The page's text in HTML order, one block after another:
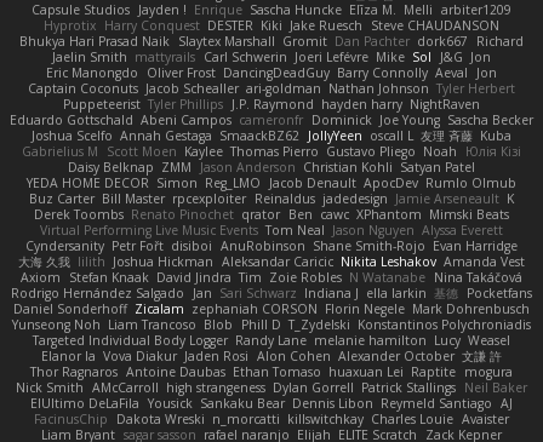
Capsule Studios Jayden ! Enrique Sascha Huncke Elīza M. Melli arbiter1209
Hyprotix Harry Conquest DESTER Kiki Jake Ruesch
Steve CHAUDANSON
Bhukya Hari Prasad Naik Slaytex Marshall Gromit Dan Pachter dork667
Richard
Jaelin Smith mattyrails Carl Schwerin Joeri Lefévre Mike Sol J&G Jon
Eric Manongdo
Oliver Frost DancingDeadGuy Barry Connolly Aeval
Jon
Captain Coconuts Jacob Schealler ari-goldman Nathan Johnson Tyler Herbert
Puppeteerist Tyler Phillips J.P. Raymond hayden harry NightRaven
Eduardo Gottschald Abeni Campos cameronfr Dominick Joe Young Sascha Becker
Joshua Scelfo Annah Gestaga SmaackBZ62 JollyYeen oscall L 友理 斉藤 Kuba
Gabrielius M
Scott Moen Kaylee Thomas Pierro Gustavo Pliego Noah
Юлія Кізі
Daisy Belknap ZMM Jason Anderson Christian Kohli Satyan Patel
YEDA HOME DECOR Simon Reg_LMO Jacob Denault ApocDev Rumlo Olmub
Buz Carter Bill Master rpcexploiter Reinaldus jadedesign Jamie Arseneault K
Derek Toombs Renato Pinochet qrator Ben cawc XPhantom Mimski Beats
Virtual Performing Live Music Events Tom Neal Jason Nguyen Alyssa Everett
Cyndersanity Petr Fořt disiboi AnuRobinson Shane Smith-Rojo Evan Harridge
大海 久我 lilith Joshua Hickman Aleksandar Caricic Nikita Leshakov Amanda Vest
Axiom
Stefan Knaak David Jindra Tim Zoie Robles N Watanabe Nina Takáčová
Rodrigo Hernández Salgado
Jan Sari Schwarz Indiana J ella larkin 基德 Pocketfans
Daniel Sonderhoff Zicalam zephaniah CORSON Florin Negele Mark Dohrenbusch
Yunseong Noh Liam Trancoso Blob Phill D T_Zydelski Konstantinos Polychroniadis
Targeted Individual Body Logger Randy Lane melanie hamilton Lucy Weasel
Elanor la Vova Diakur Jaden Rosi Alon Cohen Alexander October 文謙 許
Thor Ragnaros Antoine Daubas Ethan Tomaso huaxuan Lei Raptite mogura
Nick Smith AMcCarroll high strangeness Dylan Gorrell Patrick Stallings Neil Baker
ElUltimo DeLaFila Yousick Sankaku Bear Dennis Libon Reymeld Santiago AJ
FacinusChip
Dakota Wreski n_morcatti killswitchkay Charles Louie Avaister
Liam Bryant sagar sasson rafael naranjo Elijah ELITE Scratch
Zack Kepner